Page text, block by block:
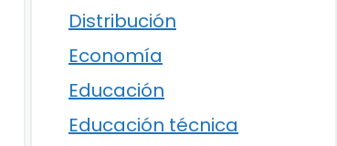
Distribución
Economía
Educación
Educación técnica